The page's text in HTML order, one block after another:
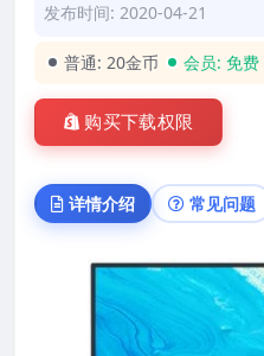
发布时间: 2020-04-21
普通: 20金币 会员: 免费
购买下载权限
详情介绍 常见问题